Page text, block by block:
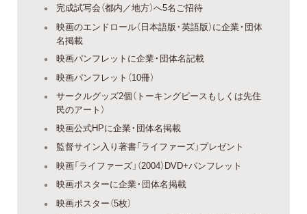
完成試写会（都内／地方）へ5名ご招待
映画のエンドロール（日本語版・英語版）に企業・団体
名掲載
映画パンフレットに企業・団体名記載
映画パンフレット（10冊）
サークルグッズ2個（トーキングピースもしくは先住
民のアート）
映画公式HPに企業・団体名掲載
監督サイン入り著書「ライファーズ」プレゼント
映画「ライファーズ」（2004）DVD+パンフレット
映画ポスターに企業・団体名掲載
映画ポスター（5枚）